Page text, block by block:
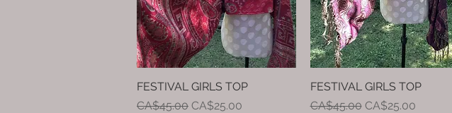
快速瀏覽
FESTIVAL GIRLS TOP
一般價格
CA$45.00 促銷價格
CA$25.00
快速瀏覽
FESTIVAL GIRLS TOP
一般價格
CA$45.00 促銷價格
CA$25.00